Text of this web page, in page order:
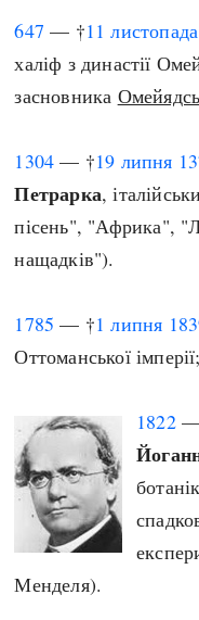
647 — †11 листопада
халіф з династії
засновника
1304 — †19 липня
Петрарка,
пісень", "Африка",
нащадків").
1785 — †1 липня
Оттоманської
1822—
Менделя).